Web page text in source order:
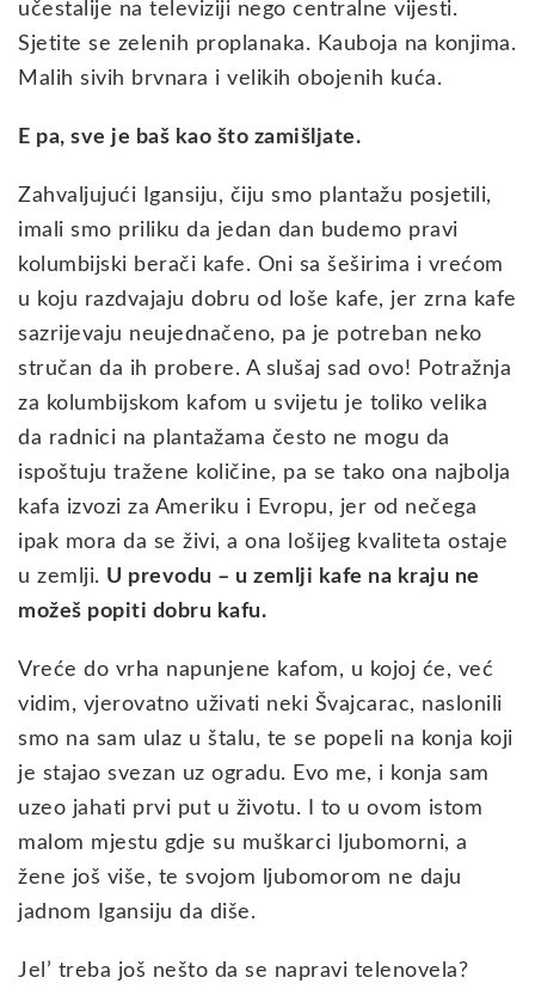
učestalije na televiziji nego centralne vijesti.
Sjetite se zelenih proplanaka. Kauboja na konjima.
Malih sivih brvnara i velikih obojenih kuća.
E pa, sve je baš kao što zamišljate.
Zahvaljujući Igansiju, čiju smo plantažu posjetili,
imali smo priliku da jedan dan budemo pravi
kolumbijski berači kafe. Oni sa šeširima i vrećom
u koju razdvajaju dobru od loše kafe, jer zrna kafe
sazrijevaju neujednačeno, pa je potreban neko
stručan da ih probere. A slušaj sad ovo! Potražnja
za kolumbijskom kafom u svijetu je toliko velika
da radnici na plantažama često ne mogu da
ispoštuju tražene količine, pa se tako ona najbolja
kafa izvozi za Ameriku i Evropu, jer od nečega
ipak mora da se živi, a ona lošijeg kvaliteta ostaje
u zemlji. U prevodu – u zemlji kafe na kraju ne
možeš popiti dobru kafu.
Vreće do vrha napunjene kafom, u kojoj će, već
vidim, vjerovatno uživati neki Švajcarac, naslonili
smo na sam ulaz u štalu, te se popeli na konja koji
je stajao svezan uz ogradu. Evo me, i konja sam
uzeo jahati prvi put u životu. I to u ovom istom
malom mjestu gdje su muškarci ljubomorni, a
žene još više, te svojom ljubomorom ne daju
jadnom Igansiju da diše.
Jel’ treba još nešto da se napravi telenovela?